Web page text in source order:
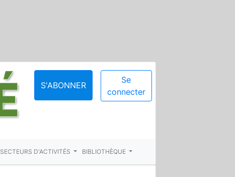
S'ABONNER
Se
connecter
SECTEURS D'ACTIVITÉS BIBLIOTHÈQUE